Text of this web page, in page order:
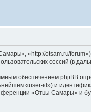
«http://otsam.ru/
сессий (в
обеспечением phpBB
«user-id») и
«Отцы Самары» и